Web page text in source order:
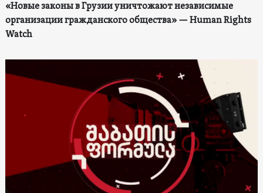
«Новые законы в Грузии уничтожают независимые
организации гражданского общества» — Human Rights
Watch